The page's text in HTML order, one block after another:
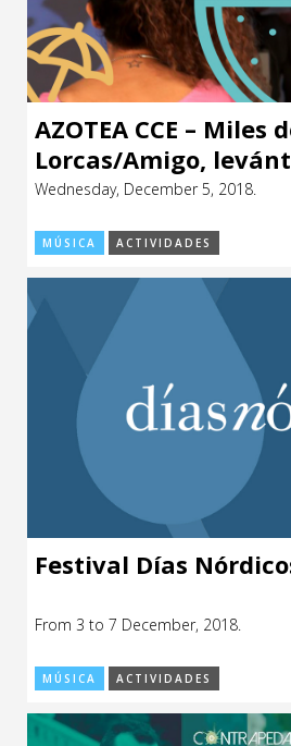
AZOTEA CCE – Miles
Lorcas/Amigo,
Santiago Tavella y
Wednesday, December 5, 2018.
MÚSICA ACTIVIDADES
Festival Días
From 3 to 7 December, 2018.
MÚSICA ACTIVIDADES